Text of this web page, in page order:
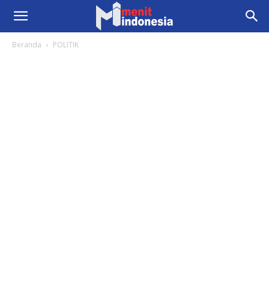
Beranda POLITIK